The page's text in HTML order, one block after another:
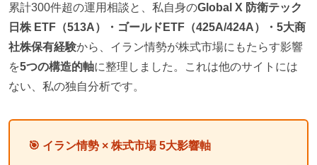
累計300件超の運用相談と、私自身のGlobal X 防衛テック
日株 ETF（513A）・ゴールドETF（425A/424A）・5大商
社株保有経験から、イラン情勢が株式市場にもたらす影響
を5つの構造的軸に整理しました。これは他のサイトには
ない、私の独自分析です。
🎯 イラン情勢 × 株式市場 5大影響軸